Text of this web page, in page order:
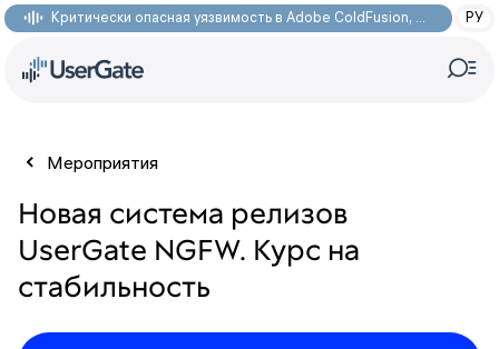
Критически опасная уязвимость в Adobe ColdFusion, позволяющая получить доступ к произвольным файлам: CVE-2026-48282 РУ
Мероприятия
Новая система релизов
UserGate NGFW. Курс на
стабильность